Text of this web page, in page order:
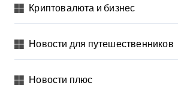
Криптовалюта и бизнес
Новости для путешественников
Новости плюс